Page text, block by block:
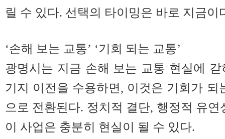
릴 수 있다. 선택의 타이밍은 바로 지금이
‘손해 보는 교통’ ‘기회 되는 교통’
광명시는 지금 손해 보는 교통 현실에
기지 이전을 수용하면, 이것은 기회가 되
으로 전환된다. 정치적 결단, 행정적 유
이 사업은 충분히 현실이 될 수 있다.